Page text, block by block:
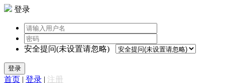
登录
安全提问(未设置请忽略)
登录
首页 | 登录 | 注册